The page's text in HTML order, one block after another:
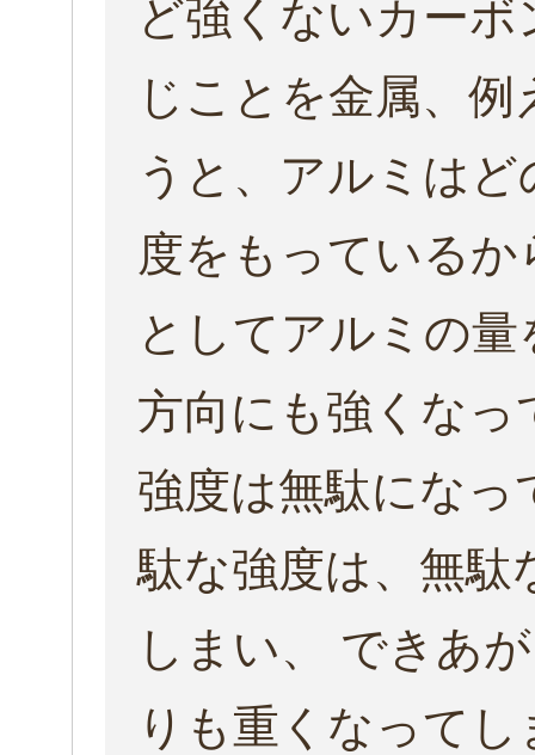
ど強くないカーボ
じことを金属、
うと、アルミは
度をもっている
としてアルミの
方向にも強くな
強度は無駄になっ
駄な強度は、無駄
しまい、 できあ
りも重くなってし